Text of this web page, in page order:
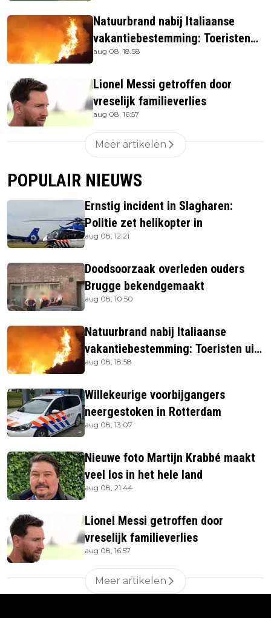
Natuurbrand nabij Italiaanse
vakantiebestemming: Toeristen
uit verblijven gehaald
aug 08, 18:58
Lionel Messi getroffen door
vreselijk familieverlies
aug 08, 16:57
Meer artikelen
POPULAIR NIEUWS
Ernstig incident in Slagharen:
Politie zet helikopter in
aug 08, 12:21
Doodsoorzaak overleden ouders
Brugge bekendgemaakt
aug 08, 10:50
Natuurbrand nabij Italiaanse
vakantiebestemming: Toeristen uit
verblijven gehaald
aug 08, 18:58
Willekeurige voorbijgangers
neergestoken in Rotterdam
aug 08, 13:07
Nieuwe foto Martijn Krabbé maakt
veel los in het hele land
aug 08, 21:44
Lionel Messi getroffen door
vreselijk familieverlies
aug 08, 16:57
Meer artikelen